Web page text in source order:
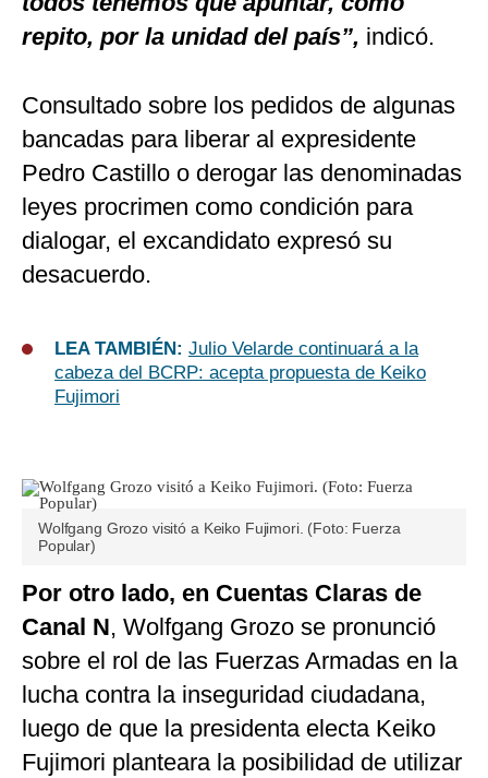
repito, por la unidad del país”, indicó.
Consultado sobre los pedidos de algunas
bancadas para liberar al expresidente
Pedro Castillo o derogar las denominadas
leyes procrimen como condición para
dialogar, el excandidato expresó su
desacuerdo.
LEA TAMBIÉN: Julio Velarde continuará a la
cabeza del BCRP: acepta propuesta de Keiko
Fujimori
Wolfgang Grozo visitó a Keiko Fujimori. (Foto: Fuerza
Popular)
Por otro lado, en Cuentas Claras de
Canal N, Wolfgang Grozo se pronunció
sobre el rol de las Fuerzas Armadas en la
lucha contra la inseguridad ciudadana,
luego de que la presidenta electa Keiko
Fujimori planteara la posibilidad de utilizar